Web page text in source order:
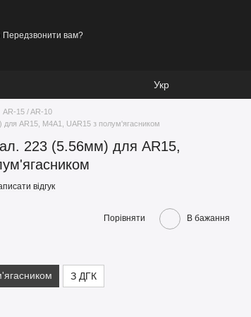
Передзвонити вам?
Укр
AR-15 / AR-10
AR15, M4A1, UAR15 з полум'ягасником
223 (5.56мм) для AR15,
відгук
Порівняти В бажання
З ДГК